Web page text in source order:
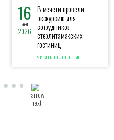
16
июня
2026
В мечети провели
экскурсию для
сотрудников
стерлитамакских
гостиниц
читать полностью